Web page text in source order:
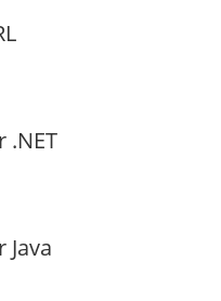
.NET
Java